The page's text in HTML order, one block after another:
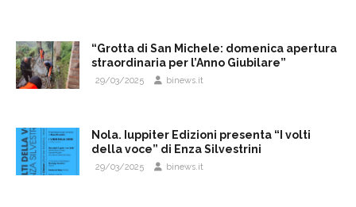
“Grotta di San Michele: domenica apertura
straordinaria per l’Anno Giubilare”
29/03/2025 binews.it
Nola. Iuppiter Edizioni presenta “I volti
della voce” di Enza Silvestrini
29/03/2025 binews.it